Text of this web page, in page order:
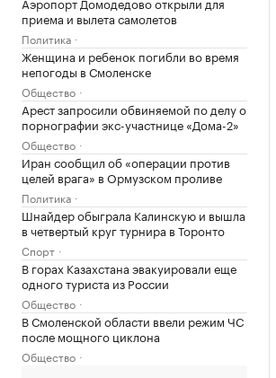
приема и вылета самолетов
Политика
Женщина и ребенок погибли во время
непогоды в Смоленске
Общество
Арест запросили обвиняемой по делу о
порнографии экс-участнице «Дома-2»
Общество
Иран сообщил об «операции против
целей врага» в Ормузском проливе
Политика
Шнайдер обыграла Калинскую и вышла
в четвертый круг турнира в Торонто
Спорт
В горах Казахстана эвакуировали еще
одного туриста из России
Общество
В Смоленской области ввели режим ЧС
после мощного циклона
Общество